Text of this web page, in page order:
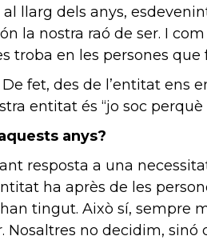
al llarg dels anys,
la nostra raó de ser. I
troba en les persones
fet, des de l’entitat
entitat és “jo soc
anys?
resposta a una
ha après de les
tingut. Això sí,
Nosaltres no decidim,